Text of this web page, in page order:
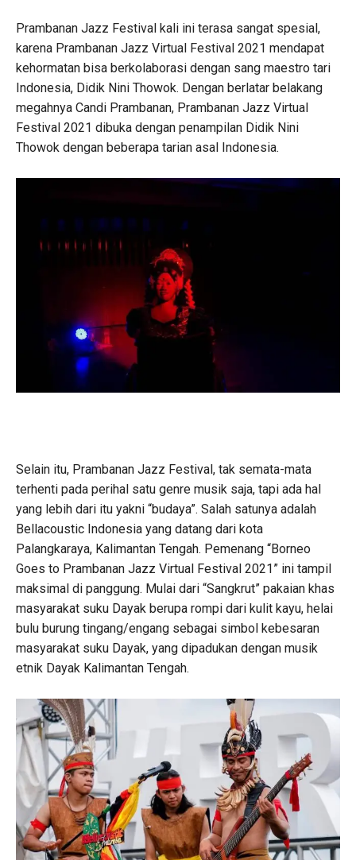
Prambanan Jazz Festival kali ini terasa sangat spesial,
karena Prambanan Jazz Virtual Festival 2021 mendapat
kehormatan bisa berkolaborasi dengan sang maestro tari
Indonesia, Didik Nini Thowok. Dengan berlatar belakang
megahnya Candi Prambanan, Prambanan Jazz Virtual
Festival 2021 dibuka dengan penampilan Didik Nini
Thowok dengan beberapa tarian asal Indonesia.
Selain itu, Prambanan Jazz Festival, tak semata-mata
terhenti pada perihal satu genre musik saja, tapi ada hal
yang lebih dari itu yakni “budaya”. Salah satunya adalah
Bellacoustic Indonesia yang datang dari kota
Palangkaraya, Kalimantan Tengah. Pemenang “Borneo
Goes to Prambanan Jazz Virtual Festival 2021” ini tampil
maksimal di panggung. Mulai dari “Sangkrut” pakaian khas
masyarakat suku Dayak berupa rompi dari kulit kayu, helai
bulu burung tingang/engang sebagai simbol kebesaran
masyarakat suku Dayak, yang dipadukan dengan musik
etnik Dayak Kalimantan Tengah.